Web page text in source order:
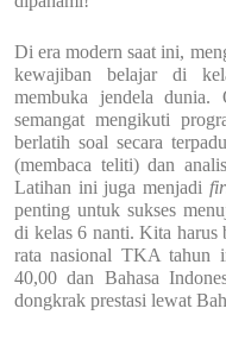
Di era modern saat ini,
kewajiban belajar di
membuka jendela
semangat mengikuti
berlatih soal secara
(membaca teliti) dan
Latihan ini juga menjadi
penting untuk sukses
di kelas 6 nanti. Kita harus
rata nasional TKA tahun
40,00 dan Bahasa
dongkrak prestasi lewat